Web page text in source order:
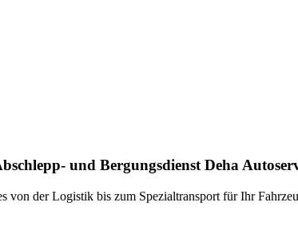
und Bergungsdienst Deha
von der Logistik bis zum Spezialtransport für Ihr